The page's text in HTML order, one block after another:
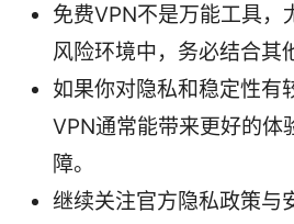
免费VPN不是万能工具，
风险环境中，务必结合其
如果你对隐私和稳定性有
VPN通常能带来更好的体
障。
继续关注官方隐私政策与